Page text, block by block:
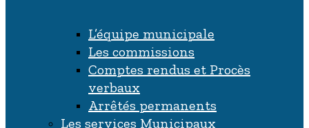
L’équipe municipale
Les commissions
Comptes rendus et Procès
verbaux
Arrêtés permanents
Les services Municipaux